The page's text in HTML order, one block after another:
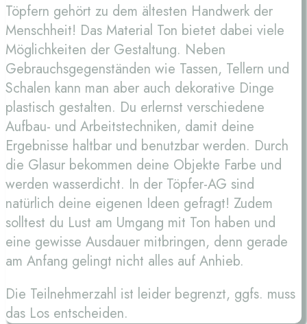
Töpfern gehört zu dem ältesten Handwerk der
Menschheit! Das Material Ton bietet dabei viele
Möglichkeiten der Gestaltung. Neben
Gebrauchsgegenständen wie Tassen, Tellern und
Schalen kann man aber auch dekorative Dinge
plastisch gestalten. Du erlernst verschiedene
Aufbau- und Arbeitstechniken, damit deine
Ergebnisse haltbar und benutzbar werden. Durch
die Glasur bekommen deine Objekte Farbe und
werden wasserdicht. In der Töpfer-AG sind
natürlich deine eigenen Ideen gefragt! Zudem
solltest du Lust am Umgang mit Ton haben und
eine gewisse Ausdauer mitbringen, denn gerade
am Anfang gelingt nicht alles auf Anhieb.
Die Teilnehmerzahl ist leider begrenzt, ggfs. muss
das Los entscheiden.